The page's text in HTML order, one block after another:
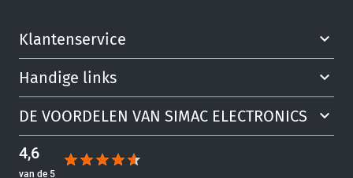
Klantenservice
Handige links
DE VOORDELEN VAN SIMAC ELECTRONICS
4,6
van de 5